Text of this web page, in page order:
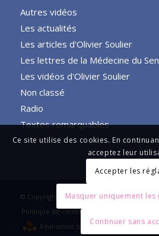
Autres vidéos
Les actualités
Les articles d'Olivier Soulier
Les lettres de la Médecine du
Les vidéos d'Olivier Soulier
Non classé
Radio
Textes remarquables
© Copyright - Sens et Symboles
Politique de confidentialité et Mentions
Réalisation site internet
Ce site utilise des cookies. En
acceptez leur
Accepter les
Masquer uniquement
Continuer sans